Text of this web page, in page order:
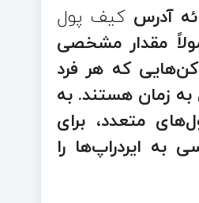
آدرسکیف پول
مقدار مشخصی
که هر فرد
زمان هستند. به
متعدد، برای
ایردراپ‌ها را